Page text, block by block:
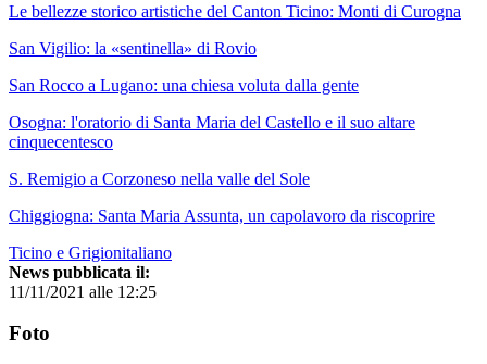
Le bellezze storico artistiche del Canton Ticino: Monti di Curogna
San Vigilio: la «sentinella» di Rovio
San Rocco a Lugano: una chiesa voluta dalla gente
Osogna: l'oratorio di Santa Maria del Castello e il suo altare
cinquecentesco
S. Remigio a Corzoneso nella valle del Sole
Chiggiogna: Santa Maria Assunta, un capolavoro da riscoprire
Ticino e Grigionitaliano
News pubblicata il:
11/11/2021 alle 12:25
Foto